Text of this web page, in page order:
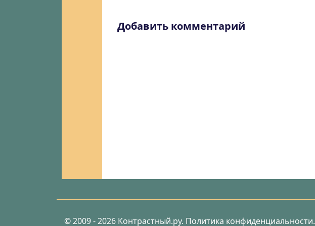
Добавить комментарий
© 2009 - 2026 Контрастный.ру. Политика конфиденциальности.